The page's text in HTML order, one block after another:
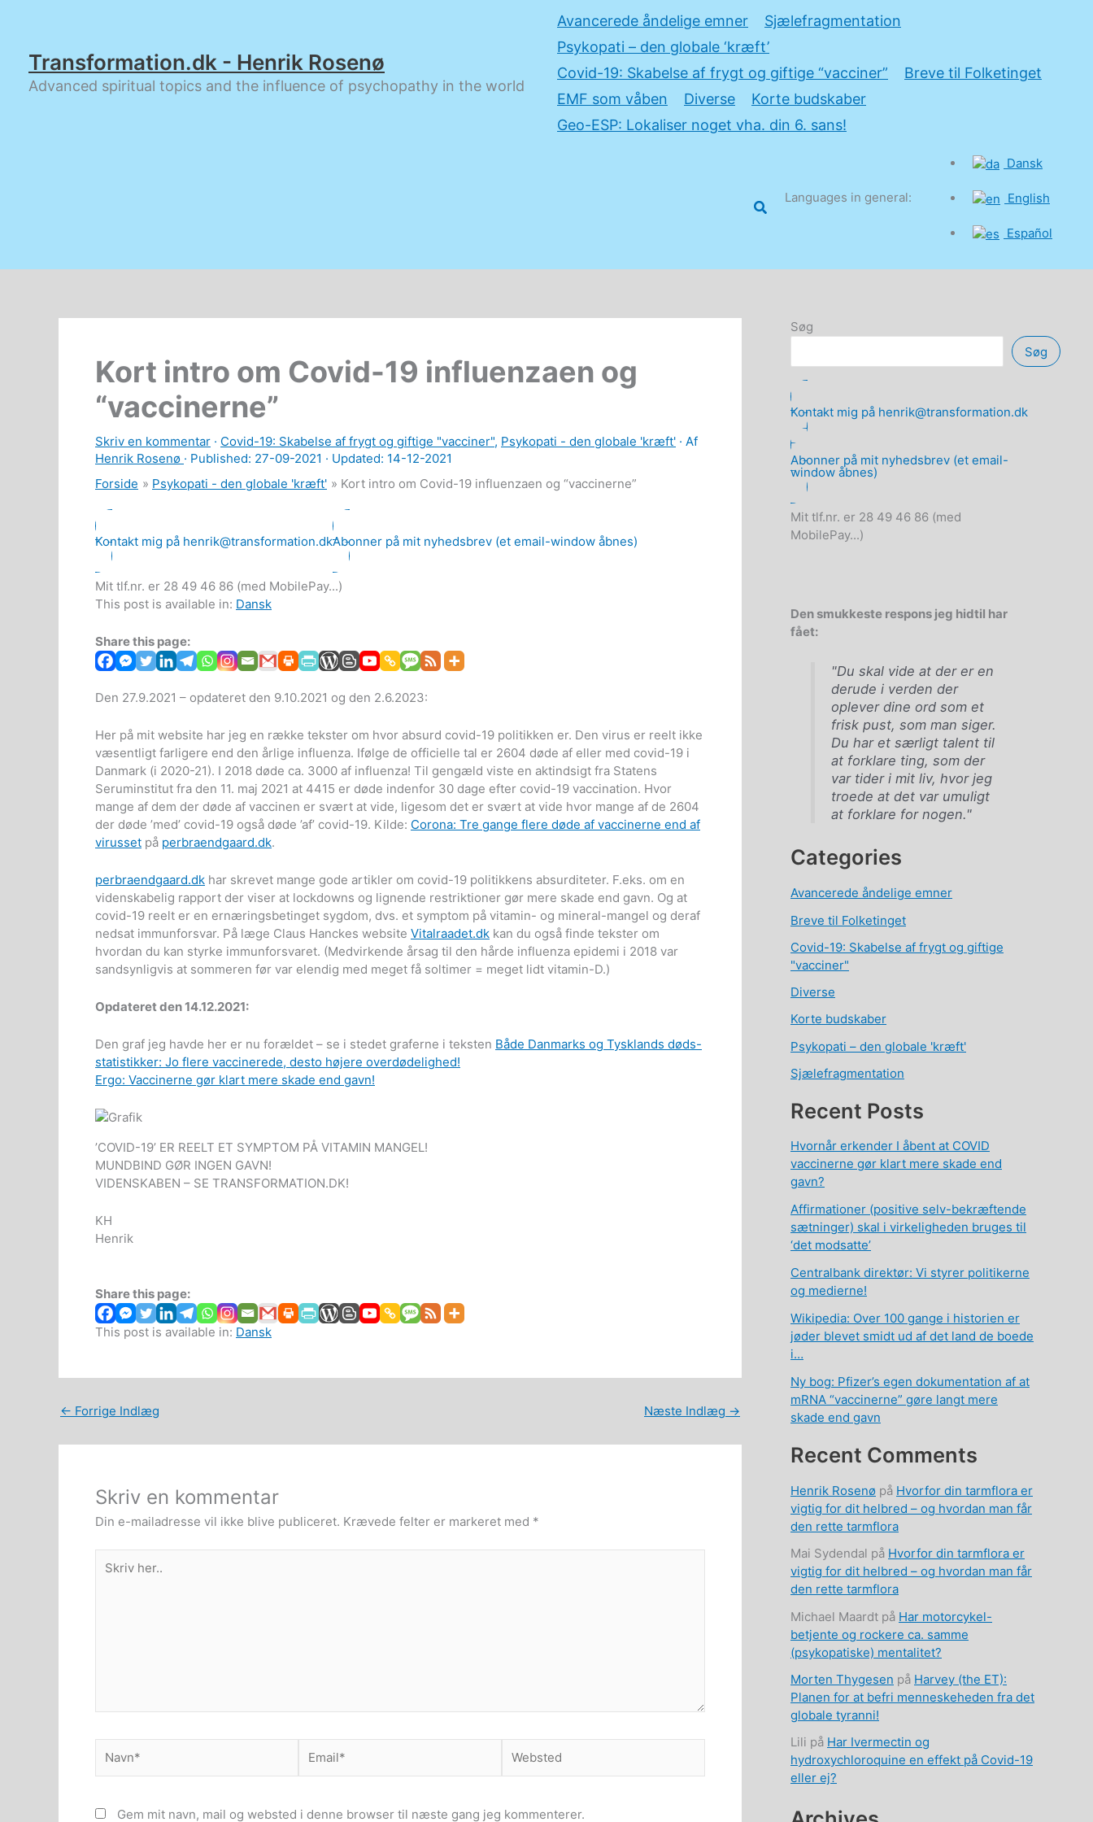
Transformation.dk - Henrik Rosenø
Advanced spiritual topics and the influence of psychopathy in the world
Avancerede åndelige emner
Sjælefragmentation
Psykopati – den globale ‘kræft’
Covid-19: Skabelse af frygt og giftige “vacciner”
Breve til Folketinget
EMF som våben
Diverse
Korte budskaber
Geo-ESP: Lokaliser noget vha. din 6. sans!
Søg Languages in general:
Dansk
English
Español
Kort intro om Covid-19 influenzaen og
“vaccinerne”
Skriv en kommentar · Covid-19: Skabelse af frygt og giftige "vacciner", Psykopati - den globale 'kræft' · Af
Henrik Rosenø · Published: 27-09-2021 · Updated: 14-12-2021
Forside
Psykopati - den globale 'kræft' Kort intro om Covid-19 influenzaen og “vaccinerne”
Kontakt mig på henrik@transformation.dkAbonner på mit nyhedsbrev (et email-window åbnes)
Mit tlf.nr. er 28 49 46 86 (med MobilePay...)
This post is available in: Dansk
Share this page:
Den 27.9.2021 – opdateret den 9.10.2021 og den 2.6.2023:
Her på mit website har jeg en række tekster om hvor absurd covid-19 politikken er. Den virus er reelt ikke
væsentligt farligere end den årlige influenza. Ifølge de officielle tal er 2604 døde af eller med covid-19 i
Danmark (i 2020-21). I 2018 døde ca. 3000 af influenza! Til gengæld viste en aktindsigt fra Statens
Seruminstitut fra den 11. maj 2021 at 4415 er døde indenfor 30 dage efter covid-19 vaccination. Hvor
mange af dem der døde af vaccinen er svært at vide, ligesom det er svært at vide hvor mange af de 2604
der døde ’med’ covid-19 også døde ’af’ covid-19. Kilde: Corona: Tre gange flere døde af vaccinerne end af
virusset på perbraendgaard.dk.
perbraendgaard.dk har skrevet mange gode artikler om covid-19 politikkens absurditeter. F.eks. om en
videnskabelig rapport der viser at lockdowns og lignende restriktioner gør mere skade end gavn. Og at
covid-19 reelt er en ernæringsbetinget sygdom, dvs. et symptom på vitamin- og mineral-mangel og deraf
nedsat immunforsvar. På læge Claus Hanckes website Vitalraadet.dk kan du også finde tekster om
hvordan du kan styrke immunforsvaret. (Medvirkende årsag til den hårde influenza epidemi i 2018 var
sandsynligvis at sommeren før var elendig med meget få soltimer = meget lidt vitamin-D.)
Opdateret den 14.12.2021:
Den graf jeg havde her er nu forældet – se i stedet graferne i teksten Både Danmarks og Tysklands døds-
statistikker: Jo flere vaccinerede, desto højere overdødelighed!
Ergo: Vaccinerne gør klart mere skade end gavn!
’COVID-19’ ER REELT ET SYMPTOM PÅ VITAMIN MANGEL!
MUNDBIND GØR INGEN GAVN!
VIDENSKABEN – SE TRANSFORMATION.DK!
KH
Henrik
Share this page:
This post is available in: Dansk
← Forrige Indlæg Næste Indlæg →
Skriv en kommentar
Din e-mailadresse vil ikke blive publiceret. Krævede felter er markeret med *
her..
Gem mit navn, mail og websted i denne browser til næste gang jeg kommenterer.
Søg
Søg
Kontakt mig på henrik@transformation.dk
Abonner på mit nyhedsbrev (et email-
window åbnes)
Mit tlf.nr. er 28 49 46 86 (med
MobilePay...)
Den smukkeste respons jeg hidtil har
fået:
"Du skal vide at der er en
derude i verden der
oplever dine ord som et
frisk pust, som man siger.
Du har et særligt talent til
at forklare ting, som der
var tider i mit liv, hvor jeg
troede at det var umuligt
at forklare for nogen."
Categories
Avancerede åndelige emner
Breve til Folketinget
Covid-19: Skabelse af frygt og giftige
"vacciner"
Diverse
Korte budskaber
Psykopati – den globale 'kræft'
Sjælefragmentation
Recent Posts
Hvornår erkender I åbent at COVID
vaccinerne gør klart mere skade end
gavn?
Affirmationer (positive selv-bekræftende
sætninger) skal i virkeligheden bruges til
‘det modsatte’
Centralbank direktør: Vi styrer politikerne
og medierne!
Wikipedia: Over 100 gange i historien er
jøder blevet smidt ud af det land de boede
i…
Ny bog: Pfizer’s egen dokumentation af at
mRNA “vaccinerne” gøre langt mere
skade end gavn
Recent Comments
Henrik Rosenø på Hvorfor din tarmflora er
vigtig for dit helbred – og hvordan man får
den rette tarmflora
Mai Sydendal på Hvorfor din tarmflora er
vigtig for dit helbred – og hvordan man får
den rette tarmflora
Michael Maardt på Har motorcykel-
betjente og rockere ca. samme
(psykopatiske) mentalitet?
Morten Thygesen på Harvey (the ET):
Planen for at befri menneskeheden fra det
globale tyranni!
Lili på Har Ivermectin og
hydroxychloroquine en effekt på Covid-19
eller ej?